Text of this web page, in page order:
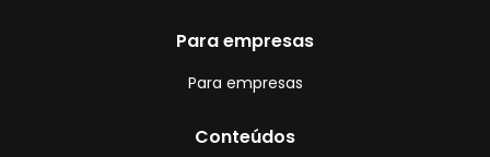
Para empresas
Para empresas
Conteúdos